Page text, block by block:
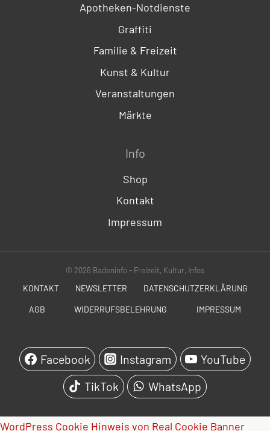
Apotheken-Notdienste
Graffiti
Familie & Freizeit
Kunst & Kultur
Veranstaltungen
Märkte
Info
Shop
Kontakt
Impressum
© 2026 Badeninfo - Freizeit, Kultur, Infos
KONTAKT NEWSLETTER DATENSCHUTZERKLÄRUNG
AGB WIDERRUFSBELEHRUNG IMPRESSUM
Facebook Instagram
YouTube
TikTok
WhatsApp
WordPress Cookie Hinweis von Real Cookie Banner